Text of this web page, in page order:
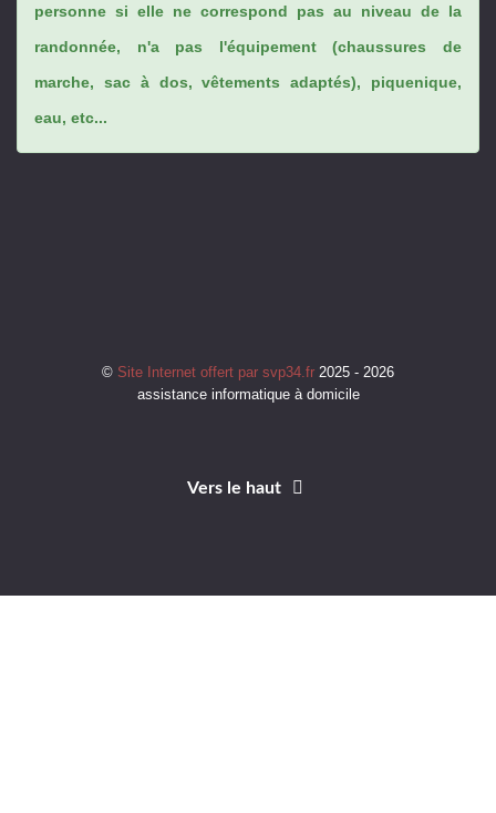
personne si elle ne correspond pas au niveau de la
randonnée, n'a pas l'équipement (chaussures de
marche, sac à dos, vêtements adaptés), piquenique,
eau, etc...
© Site Internet offert par svp34.fr 2025 - 2026
assistance informatique à domicile
Vers le haut